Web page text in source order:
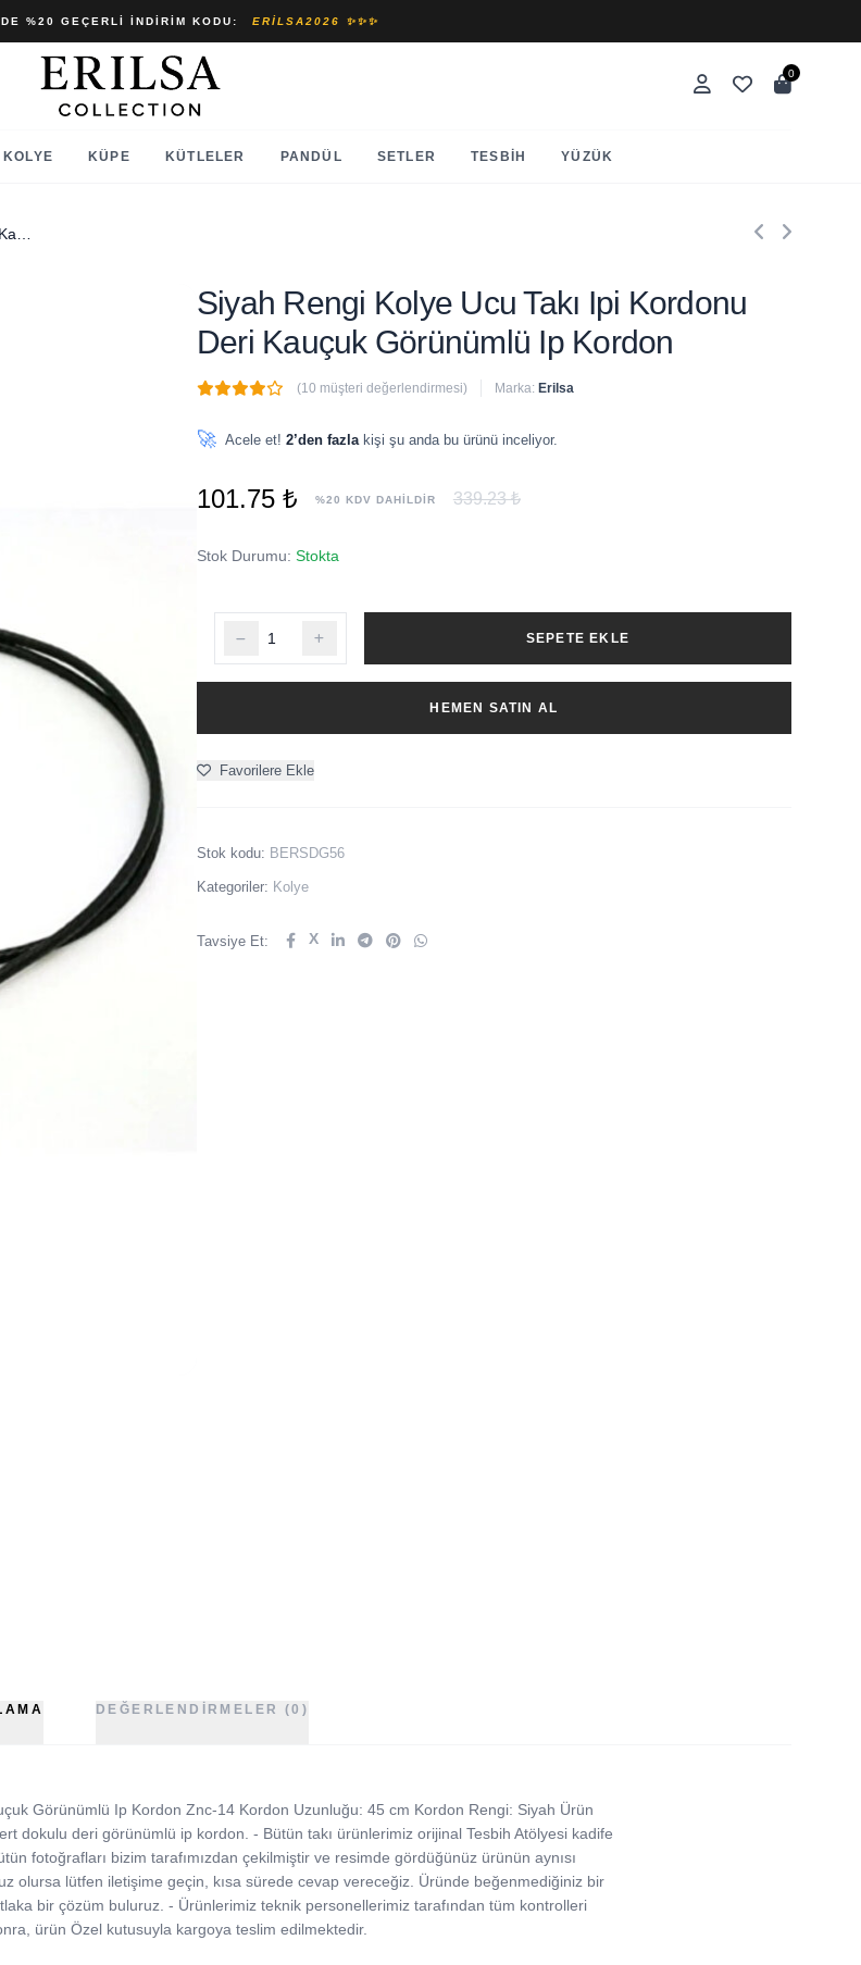
%20 GEÇERLI İNDIRIM KODU: ERILSA2026 ✨✨✨
0
KOLYE KÜPE KÜTLELER PANDÜL SETLER TESBIH YÜZÜK
Siyah Rengi Kolye Ucu Takı Ipi Kordonu
Deri Kauçuk Görünümlü Ip Kordon
(10 müşteri değerlendirmesi) Marka: Erilsa
🚀 Acele et! 2’den fazlakişi şu anda bu ürünü inceliyor.
101.75 ₺ %20 KDV DAHİLDİR 339.23 ₺
Stok Durumu: Stokta
SEPETE EKLE
HEMEN SATIN AL
Favorilere Ekle
Stok kodu: BERSDG56
Kategoriler: Kolye
Tavsiye Et: X
DEĞERLENDIRMELER (0)
Görünümlü Ip Kordon Znc-14 Kordon Uzunluğu: 45 cm Kordon Rengi: Siyah Ürün
dokulu deri görünümlü ip kordon. - Bütün takı ürünlerimiz orijinal Tesbih Atölyesi kadife
fotoğrafları bizim tarafımızdan çekilmiştir ve resimde gördüğünüz ürünün aynısı
olursa lütfen iletişime geçin, kısa sürede cevap vereceğiz. Üründe beğenmediğiniz bir
bir çözüm buluruz. - Ürünlerimiz teknik personellerimiz tarafından tüm kontrolleri
ürün Özel kutusuyla kargoya teslim edilmektedir.